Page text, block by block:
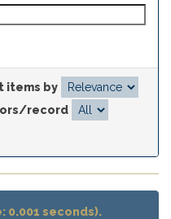
items by
record
0.001 seconds).